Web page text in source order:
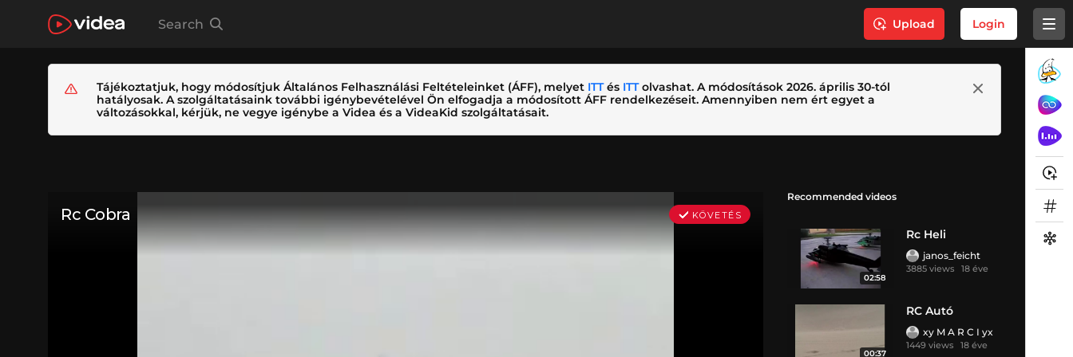
Search Upload Login
Tájékoztatjuk, hogy módosítjuk Általános Felhasználási Feltételeinket (ÁFF), melyet ITTés ITTolvashat. A módosítások 2026. április 30-tól
hatályosak. A szolgáltatásaink további igénybevételével Ön elfogadja a módosított ÁFF rendelkezéseit. Amennyiben nem ért egyet a
változásokkal, kérjük, ne vegye igénybe a Videa és a VideaKid szolgáltatásait.
Recommended videos
02:58
Rc Heli
janos_feicht
3885 views 18 éve
00:37
RC Autó
xy M A R C I yx
1449 views 18 éve